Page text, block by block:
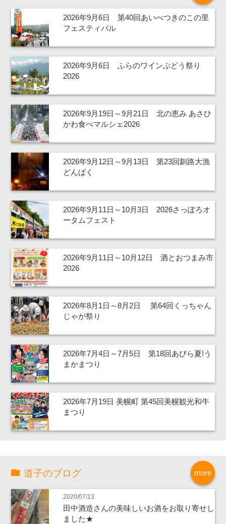
2026年9月6日 第40回あいべつきのこの里
フェスティバル
2026年9月6日 ふらのワインぶどう祭り
2026
2026年9月19日～9月21日 北の恵み あさひ
かわ食べマルシェ2026
2026年9月12日～9月13日 第23回釧路大漁
どんぱく
2026年9月11日～10月3日 2026さっぽろオ
ータムフェスト
2026年9月11日～10月12日 酒とおつまみ市
2026
2026年8月1日～8月2日 第64回くっちゃん
じゃが祭り
2026年7月4日～7月5日 第18回あびら夏!う
まかまつり
2026年7月19日 美幌町 第45回美幌観光和牛
まつり
more
道子のブログ
2020/07/13
田中酒造さんの美味しいお酒をお取り寄せし
ました★